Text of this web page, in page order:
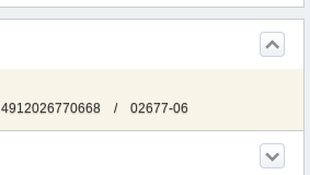
4912026770668 /02677-06